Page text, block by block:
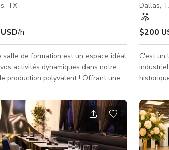
TX
/h
salle de formation est un espace idéal
activités dynamiques dans notre
production polyvalent ! Offrant une
est équipée de tapis d'arts
haut de gamme couvrant les sols,
un environnement sûr et
pour vos activités. Ce qui distingue
est son adaptabilité –
Dallas,
$200
C'est un
jusqu'à
c'est le
Notre
800 sq.